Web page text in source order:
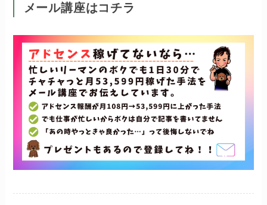
メール講座はコチラ